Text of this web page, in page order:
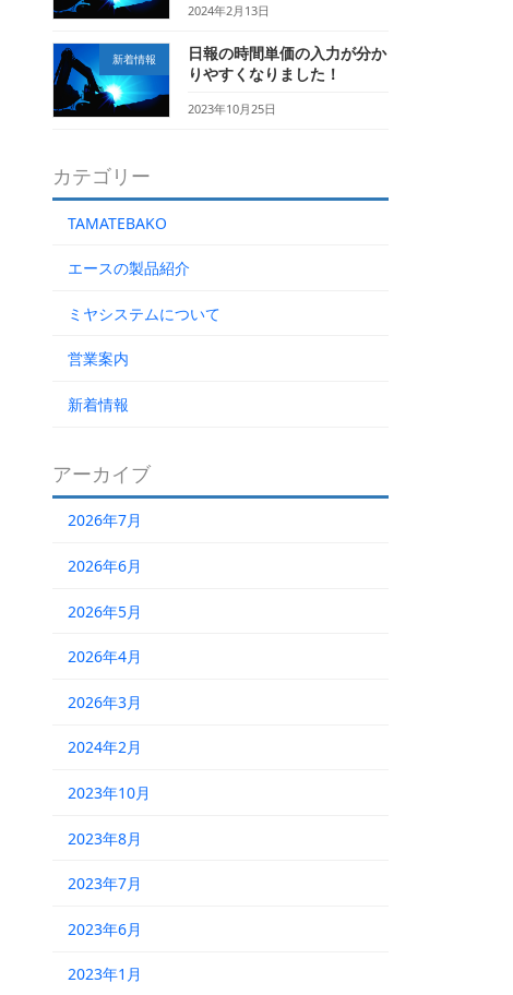
2024年2月13日
新着情報
日報の時間単価の入力が分か
りやすくなりました！
2023年10月25日
カテゴリー
TAMATEBAKO
エースの製品紹介
ミヤシステムについて
営業案内
新着情報
アーカイブ
2026年7月
2026年6月
2026年5月
2026年4月
2026年3月
2024年2月
2023年10月
2023年8月
2023年7月
2023年6月
2023年1月